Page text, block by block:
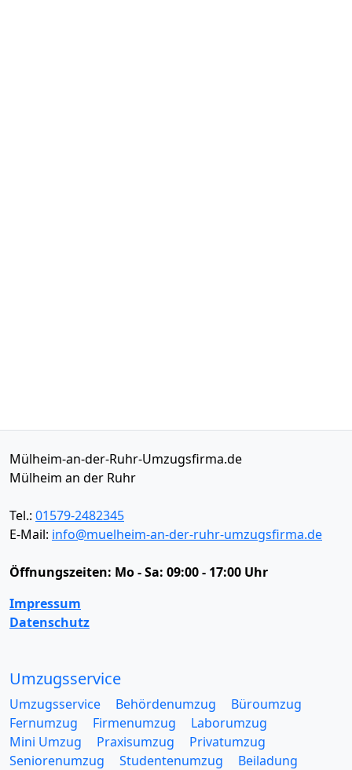
Mülheim-an-der-Ruhr-Umzugsfirma.de
Mülheim an der Ruhr
Tel.: 01579-2482345
E-Mail: info@muelheim-an-der-ruhr-umzugsfirma.de
Öffnungszeiten: Mo - Sa: 09:00 - 17:00 Uhr
Impressum
Datenschutz
Umzugsservice
Umzugsservice Behördenumzug
Büroumzug
Fernumzug
Firmenumzug
Laborumzug
Mini Umzug
Praxisumzug
Privatumzug
Seniorenumzug
Studentenumzug
Beiladung